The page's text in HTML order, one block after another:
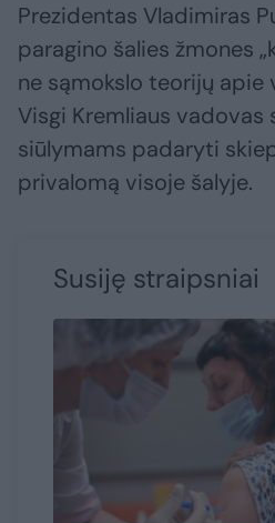
Prezidentas Vladimiras
paragino šalies žmones
ne sąmokslo teorijų apie
Visgi Kremliaus
siūlymams padaryti
privalomą visoje šalyje.
Susiję straipsniai